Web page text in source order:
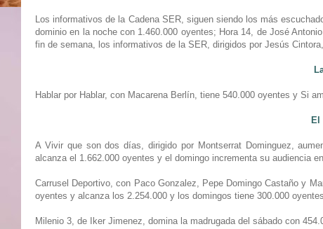
Los informativos de la Cadena SER, siguen siendo los más
dominio en la noche con 1.460.000 oyentes; Hora 14, de José
fin de semana, los informativos de la SER, dirigidos por Jesús
Hablar por Hablar, con Macarena Berlín, tiene 540.000 oyentes y Si
El
A Vivir que son dos días, dirigido por Montserrat Dominguez,
alcanza el 1.662.000 oyentes y el domingo incrementa su audiencia
Carrusel Deportivo, con Paco Gonzalez, Pepe Domingo Castaño y
oyentes y alcanza los 2.254.000 y los domingos tiene 300.000
Milenio 3, de Iker Jimenez, domina la madrugada del sábado con